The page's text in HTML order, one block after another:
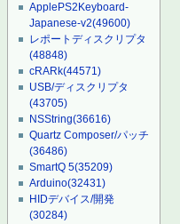
ApplePS2Keyboard-
Japanese-v2(49600)
レポートディスクリプタ
(48848)
cRARk(44571)
USB/ディスクリプタ
(43705)
NSString(36616)
Quartz Composer/パッチ
(36486)
SmartQ 5(35209)
Arduino(32431)
HIDデバイス/開発
(30284)